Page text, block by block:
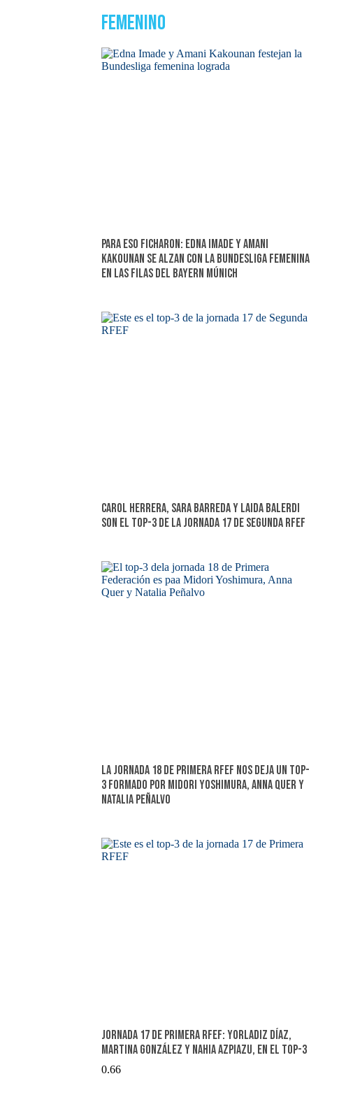
Femenino
Para eso ficharon: Edna Imade y Amani
Kakounan se alzan con la Bundesliga femenina
en las filas del Bayern Múnich
Carol Herrera, Sara Barreda y Laida Balerdi
son el top-3 de la jornada 17 de Segunda RFEF
La jornada 18 de Primera RFEF nos deja un top-
3 formado por Midori Yoshimura, Anna Quer y
Natalia Peñalvo
Jornada 17 de Primera RFEF: Yorladiz Díaz,
Martina González y Nahia Azpiazu, en el top-3